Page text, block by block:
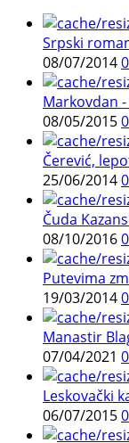
Srpski
08/07/2014
Markovdan
08/05/2015
Čerević,
25/06/2014
Čuda
08/10/2016
Putevima
19/03/2014
Manastir
07/04/2021
Leskovački
06/07/2015